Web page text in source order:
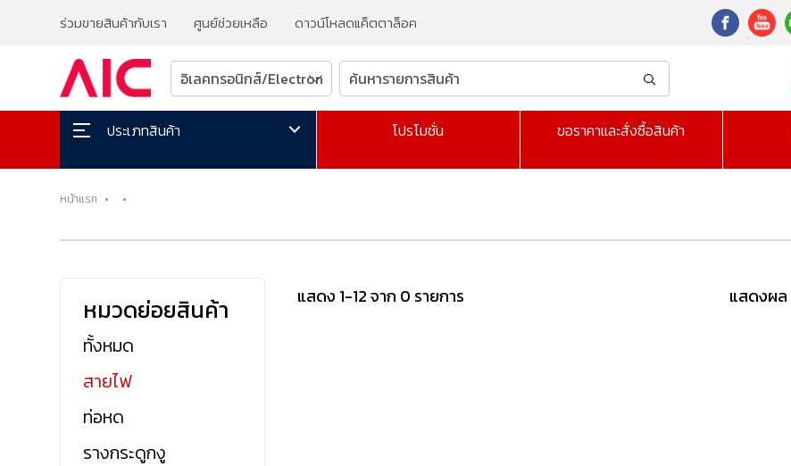
ร่วมขายสินค้ากับเรา ศูนย์ช่วยเหลือ ดาวน์โหลดแค็ตตาล็อค
ประเภทสินค้า โปรโมชั่น ขอราคาและสั่งซื้อสินค้า
หน้าแรก • •
หมวดย่อยสินค้า
ทั้งหมด
สายไฟ
ท่อหด
รางกระดูกงู
แสดง 1-12 จาก 0 รายการ แสดงผล